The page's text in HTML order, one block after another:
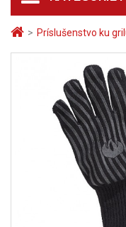
> Príslušenstvo ku